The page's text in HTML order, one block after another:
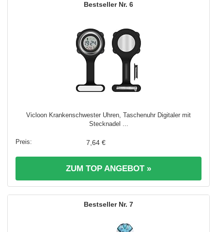
6
Vicloon Krankenschwester Uhren, Taschenuhr Digitaler mit
Stecknadel ...
7,64 €
ZUM TOP ANGEBOT »
7